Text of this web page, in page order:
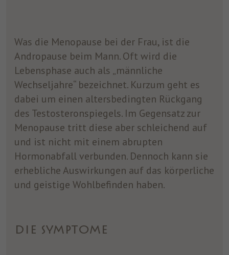
Was die Menopause bei der Frau, ist die
Andropause beim Mann. Oft wird die
Lebensphase auch als „männliche
Wechseljahre“ bezeichnet. Kurzum geht es
dabei um einen altersbedingten Rückgang
des Testosteronspiegels. Im Gegensatz zur
Menopause tritt diese aber schleichend auf
und ist nicht mit einem abrupten
Hormonabfall verbunden. Dennoch kann sie
erhebliche Auswirkungen auf das körperliche
und geistige Wohlbefinden haben.
DIE SYMPTOME